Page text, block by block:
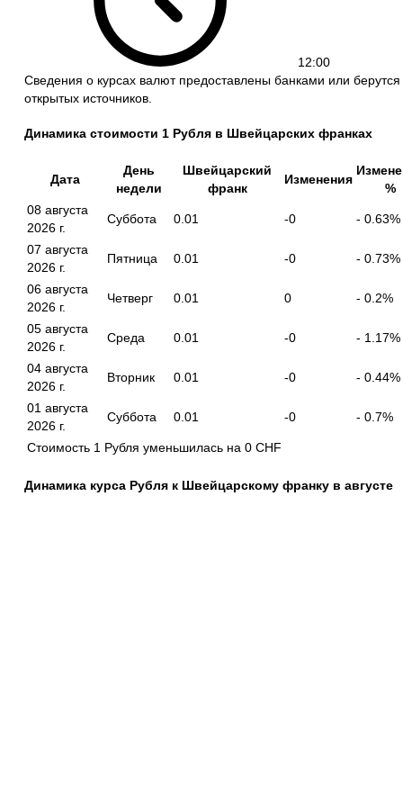
12:00
Сведения о курсах валют предоставлены банками или берутся
открытых источников.
Динамика стоимости 1 Рубля в Швейцарских франках
Дата
День
недели
Швейцарский
франк
Изменения
%
08 августа
2026 г.
Суббота 0.01 -0 - 0.63%
07 августа
2026 г.
Пятница 0.01 -0 - 0.73%
06 августа
2026 г.
Четверг 0.01 0 - 0.2%
05 августа
2026 г.
Среда 0.01 -0 - 1.17%
04 августа
2026 г.
Вторник 0.01 -0 - 0.44%
01 августа
2026 г.
Суббота 0.01 -0 - 0.7%
Cтоимость 1 Рубля уменьшилась на 0 CHF
Динамика курса Рубля к Швейцарскому франку в августе